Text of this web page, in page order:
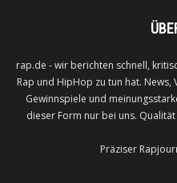
rap.de - wir berichten schnell,
Rap und HipHop zu tun hat. News,
Gewinnspiele und
dieser Form nur bei uns.
Präziser